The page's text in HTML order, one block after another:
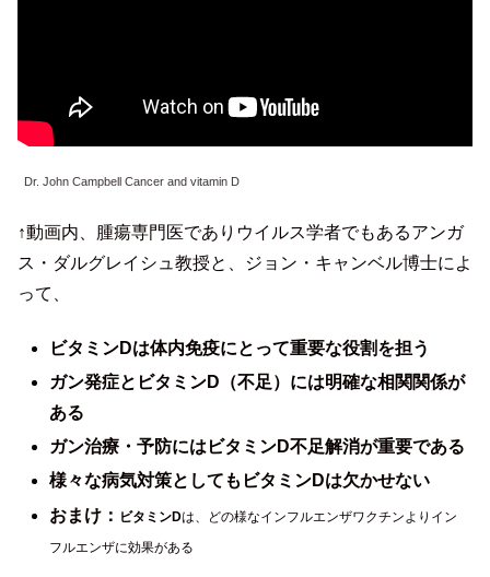
Dr. John Campbell Cancer and vitamin D
↑動画内、腫瘍専門医でありウイルス学者でもあるアンガ
ス・ダルグレイシュ教授と、ジョン・キャンベル博士によ
って、
ビタミンDは体内免疫にとって重要な役割を担う
ガン発症とビタミンD（不足）には明確な相関関係が
ある
ガン治療・予防にはビタミンD不足解消が重要である
様々な病気対策としてもビタミンDは欠かせない
おまけ： ビタミンDは、どの様なインフルエンザワクチンよりイン
フルエンザに効果がある